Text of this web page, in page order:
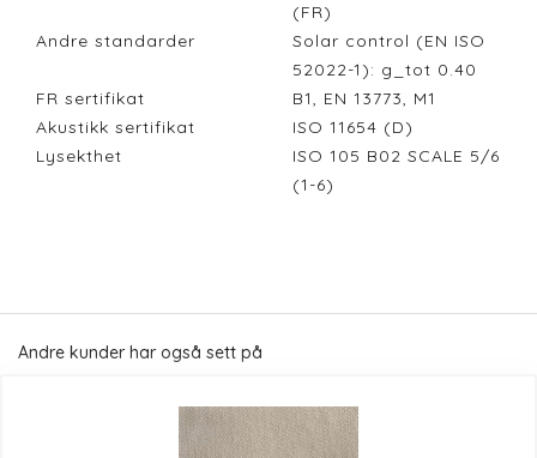
(FR)
Andre standarder
Solar control (EN ISO
52022-1): g_tot 0.40
FR sertifikat
B1, EN 13773, M1
Akustikk sertifikat
ISO 11654 (D)
Lysekthet
ISO 105 B02 SCALE 5/6
(1-6)
Andre kunder har også sett på